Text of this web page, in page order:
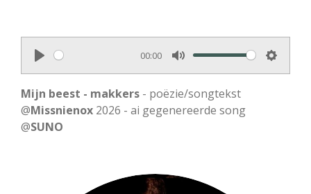
P
l
a
y
00:00
M
u
t
S
Mijn beest - makkers - poëzie/songtekst
@Missnienox 2026 - ai gegenereerde song
@SUNO